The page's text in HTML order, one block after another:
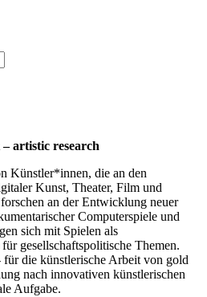
artistic research
Künstler*innen, die an den
Kunst, Theater, Film und
an der Entwicklung neuer
Computerspiele und
sich mit Spielen als
gesellschaftspolitische Themen.
die künstlerische Arbeit von gold
nach innovativen künstlerischen
Aufgabe.